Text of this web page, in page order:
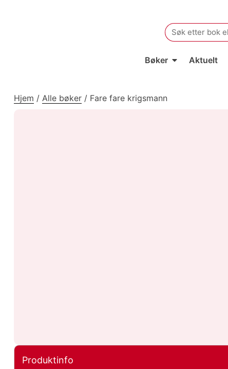
Search
for:
Bøker Aktuelt
Hjem / Alle bøker / Fare fare krigsmann
Produktinfo